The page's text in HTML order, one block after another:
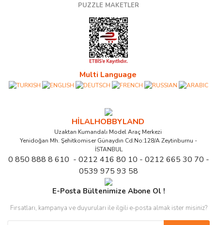
PUZZLE MAKETLER
Multi Language
HİLALHOBBYLAND
Uzaktan Kumandalı Model Araç Merkezi
Yenidoğan Mh. Şehitkomiser Günaydın Cd.No:128/A Zeytinburnu -
İSTANBUL
0 850 888 8 610 - 0212 416 80 10 - 0212 665 30 70 -
0539 975 93 58
E-Posta Bültenimize Abone Ol !
Fırsatları, kampanya ve duyuruları ile ilgili e-posta almak ister misiniz?